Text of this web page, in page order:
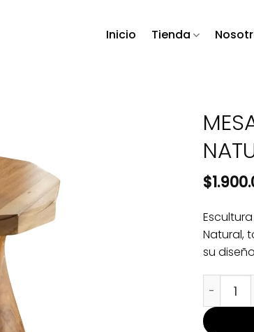
Inicio Tienda
$
Natural,
su